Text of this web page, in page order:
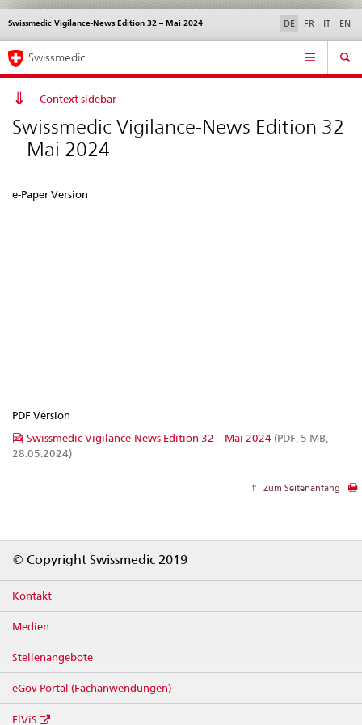
Direktnavigation
News,
Rechtsgrundlagen,
Kontakt
News & Updates Kontakt | Support & Hilfe
Swissmedic Vigilance-News Edition 32 – Mai 2024
Sprachwahl DE FR IT EN
Service
Hauptnavigation
Swissmedic
Context sidebar
Swissmedic Vigilance-News Edition 32
– Mai 2024
e-Paper Version
PDF Version
Swissmedic Vigilance-News Edition 32 – Mai 2024 (PDF, 5 MB,
28.05.2024)
Zum Seitenanfang
© Copyright Swissmedic 2019
Kontakt
Medien
Stellenangebote
eGov-Portal (Fachanwendungen)
ElViS